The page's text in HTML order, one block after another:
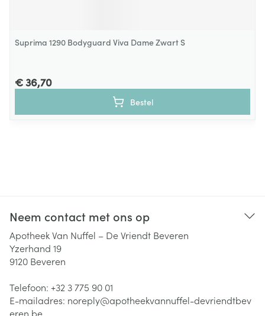
Suprima 1290 Bodyguard Viva Dame Zwart S
€ 36,70
Bestel
Neem contact met ons op
Apotheek Van Nuffel – De Vriendt Beveren
Yzerhand 19
9120 Beveren
Telefoon: +32 3 775 90 01
E-mailadres: noreply@apotheekvannuffel-devriendtbev
eren.be